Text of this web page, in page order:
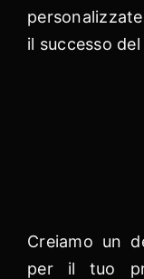
il successo
Creiamo un
per il tuo